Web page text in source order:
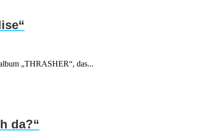
„THRASHER“, das...
da?“